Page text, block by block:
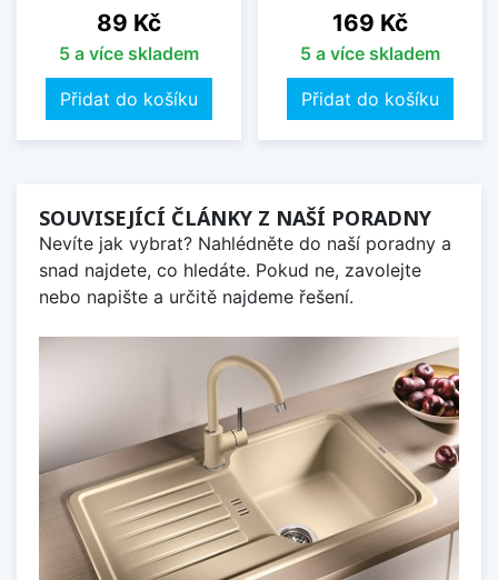
Cena
89 Kč
5 a více skladem
Přidat do košíku
Cena
169 Kč
5 a více skladem
Přidat do košíku
SOUVISEJÍCÍ ČLÁNKY Z NAŠÍ PORADNY
Nevíte jak vybrat? Nahlédněte do naší poradny a
snad najdete, co hledáte. Pokud ne, zavolejte
nebo napište a určitě najdeme řešení.